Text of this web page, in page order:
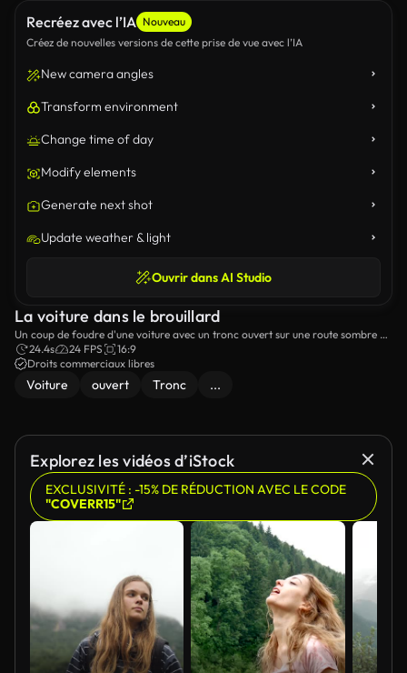
Recréez avec l’IA Nouveau
Créez de nouvelles versions de cette prise de vue avec l’IA
New camera angles
Transform environment
Change time of day
Modify elements
Generate next shot
Update weather & light
Ouvrir dans AI Studio
La voiture dans le brouillard
Un coup de foudre d'une voiture avec un tronc ouvert sur une route sombre et
brumeuse.
24.4s 24 FPS
16:9
Droits commerciaux libres
Voiture ouvert Tronc ...
Explorez les vidéos d’iStock
EXCLUSIVITÉ : -15% DE RÉDUCTION AVEC LE CODE
"COVERR15"